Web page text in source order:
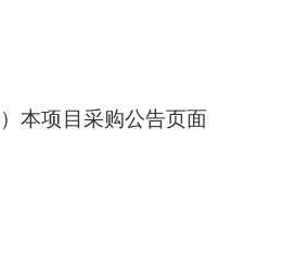
）本项目采购公告页面